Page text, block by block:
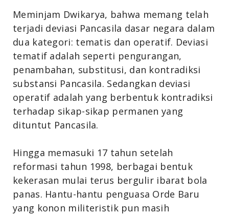
Meminjam Dwikarya, bahwa memang telah
terjadi deviasi Pancasila dasar negara dalam
dua kategori: tematis dan operatif. Deviasi
tematif adalah seperti pengurangan,
penambahan, substitusi, dan kontradiksi
substansi Pancasila. Sedangkan deviasi
operatif adalah yang berbentuk kontradiksi
terhadap sikap-sikap permanen yang
dituntut Pancasila.
Hingga memasuki 17 tahun setelah
reformasi tahun 1998, berbagai bentuk
kekerasan mulai terus bergulir ibarat bola
panas. Hantu-hantu penguasa Orde Baru
yang konon militeristik pun masih